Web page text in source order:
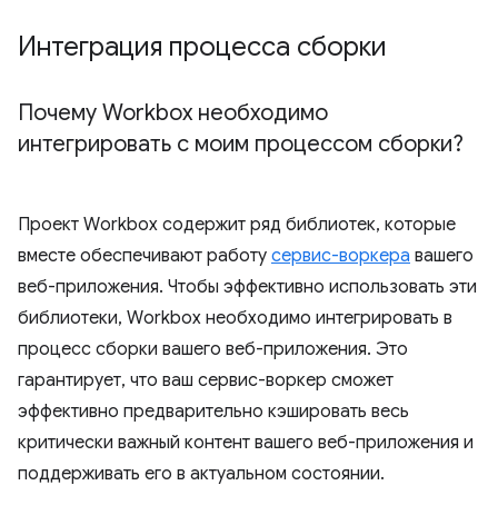
Интеграция процесса сборки
Почему Workbox необходимо
интегрировать с моим процессом сборки?
Проект Workbox содержит ряд библиотек, которые
вместе обеспечивают работу сервис-воркера вашего
веб-приложения. Чтобы эффективно использовать эти
библиотеки, Workbox необходимо интегрировать в
процесс сборки вашего веб-приложения. Это
гарантирует, что ваш сервис-воркер сможет
эффективно предварительно кэшировать весь
критически важный контент вашего веб-приложения и
поддерживать его в актуальном состоянии.